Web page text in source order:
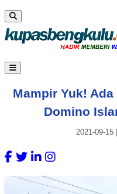
Mampir Yuk!
Domino
2021-09-15|